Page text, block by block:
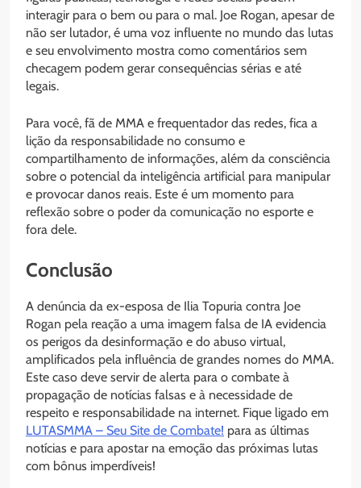
interagir para o bem ou para o mal. Joe Rogan, apesar de
não ser lutador, é uma voz influente no mundo das lutas
e seu envolvimento mostra como comentários sem
checagem podem gerar consequências sérias e até
legais.
Para você, fã de MMA e frequentador das redes, fica a
lição da responsabilidade no consumo e
compartilhamento de informações, além da consciência
sobre o potencial da inteligência artificial para manipular
e provocar danos reais. Este é um momento para
reflexão sobre o poder da comunicação no esporte e
fora dele.
Conclusão
A denúncia da ex-esposa de Ilia Topuria contra Joe
Rogan pela reação a uma imagem falsa de IA evidencia
os perigos da desinformação e do abuso virtual,
amplificados pela influência de grandes nomes do MMA.
Este caso deve servir de alerta para o combate à
propagação de notícias falsas e à necessidade de
respeito e responsabilidade na internet. Fique ligado em
LUTASMMA – Seu Site de Combate! para as últimas
notícias e para apostar na emoção das próximas lutas
com bônus imperdíveis!